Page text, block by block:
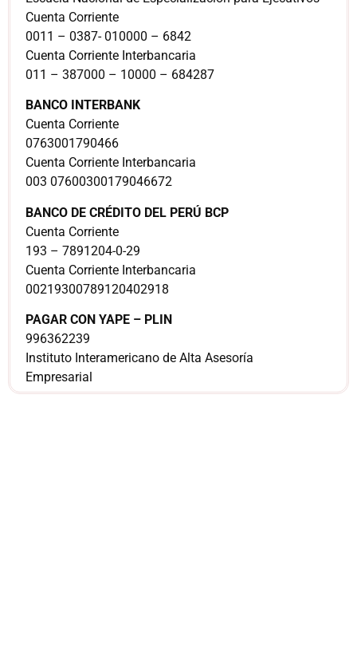
Cuenta Corriente
0011 – 0387- 010000 – 6842
Cuenta Corriente Interbancaria
011 – 387000 – 10000 – 684287
BANCO INTERBANK
Cuenta Corriente
0763001790466
Cuenta Corriente Interbancaria
003 07600300179046672
BANCO DE CRÉDITO DEL PERÚ BCP
Cuenta Corriente
193 – 7891204-0-29
Cuenta Corriente Interbancaria
00219300789120402918
PAGAR CON YAPE – PLIN
996362239
Instituto Interamericano de Alta Asesoría
Empresarial